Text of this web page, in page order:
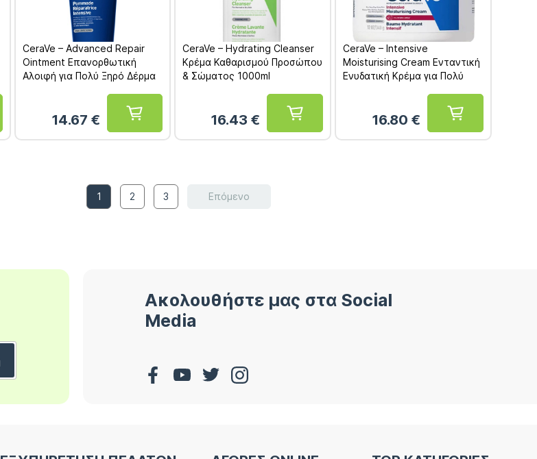
CeraVe – Advanced Repair
Ointment Επανορθωτική
Αλοιφή για Πολύ Ξηρό Δέρμα
14.67 €
CeraVe – Hydrating Cleanser
Κρέμα Καθαρισμού Προσώπου
& Σώματος 1000ml
16.43€
CeraVe – Intensive
Moisturising Cream Ενταντική
Ενυδατική Κρέμα για Πολύ
16.80 €
1 2 3 Επόμενο
Ακολουθήστε μας στα Social
Media